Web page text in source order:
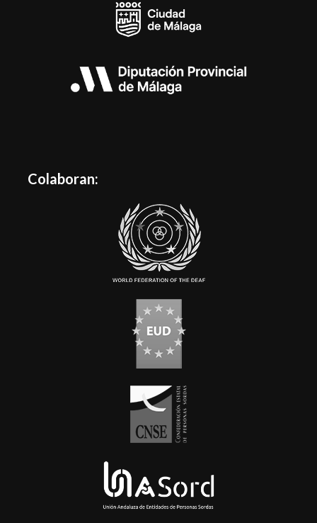
Colaboran: